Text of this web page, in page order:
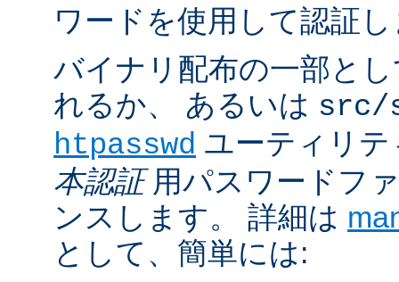
ワードを使用して認証
バイナリ配布の一部と
れるか、 あるいは src/
htpasswd ユーティリ
本認証用パスワードフ
ンスします。 詳細は
として、簡単には: